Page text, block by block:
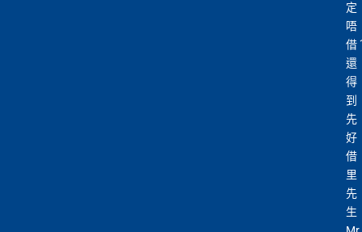
定
唔
借
還
得
到
先
好
借
里
先
生